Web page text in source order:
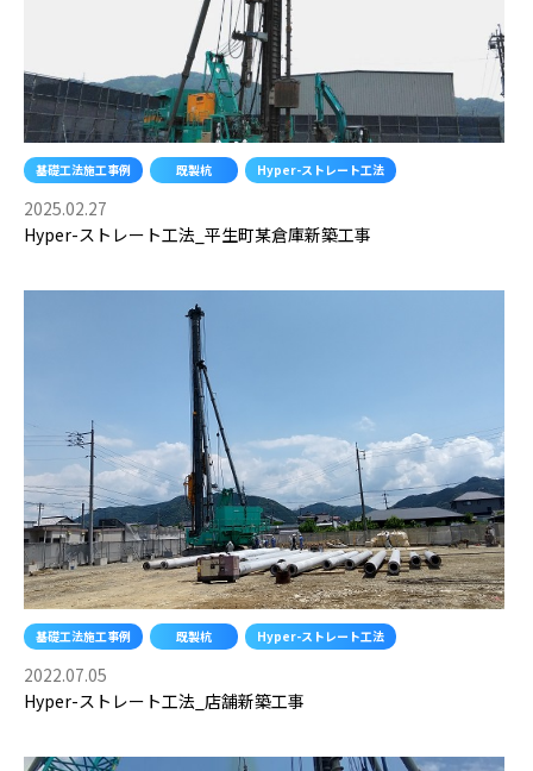
基礎工法施工事例 既製杭 Hyper-ストレート工法
2025.02.27
Hyper-ストレート工法_平生町某倉庫新築工事
基礎工法施工事例 既製杭 Hyper-ストレート工法
2022.07.05
Hyper-ストレート工法_店舗新築工事